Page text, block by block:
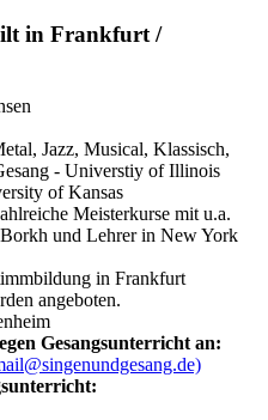
in Frankfurt /
Jazz, Musical, Klassisch,
- Universtiy of Illinois
of Kansas
Meisterkurse mit u.a.
und Lehrer in New York
in Frankfurt
angeboten.
Gesangsunterricht an: